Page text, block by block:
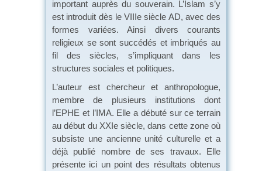
important auprès du souverain. L’Islam s’y
est introduit dès le VIIIe siècle AD, avec des
formes variées. Ainsi divers courants
religieux se sont succédés et imbriqués au
fil des siècles, s’impliquant dans les
structures sociales et politiques.
L’auteur est chercheur et anthropologue,
membre de plusieurs institutions dont
l’EPHE et l’IMA. Elle a débuté sur ce terrain
au début du XXIe siècle, dans cette zone où
subsiste une ancienne unité culturelle et a
déjà publié nombre de ses travaux. Elle
présente ici un point des résultats obtenus